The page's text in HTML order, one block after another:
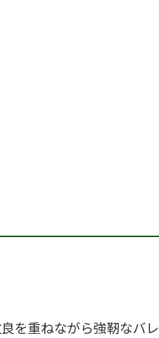
を重ねながら強靭なバレ